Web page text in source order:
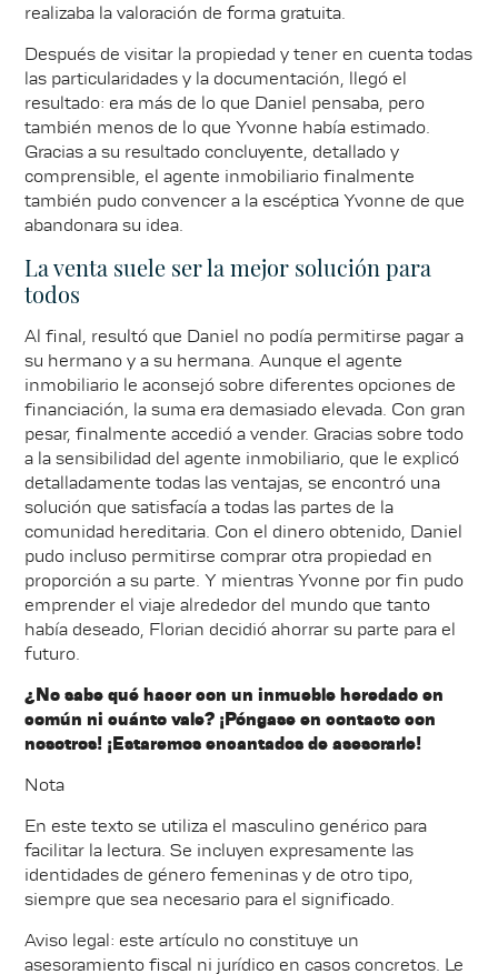
realizaba la valoración de forma gratuita.
Después de visitar la propiedad y tener en cuenta todas
las particularidades y la documentación, llegó el
resultado: era más de lo que Daniel pensaba, pero
también menos de lo que Yvonne había estimado.
Gracias a su resultado concluyente, detallado y
comprensible, el agente inmobiliario finalmente
también pudo convencer a la escéptica Yvonne de que
abandonara su idea.
La venta suele ser la mejor solución para
todos
Al final, resultó que Daniel no podía permitirse pagar a
su hermano y a su hermana. Aunque el agente
inmobiliario le aconsejó sobre diferentes opciones de
financiación, la suma era demasiado elevada. Con gran
pesar, finalmente accedió a vender. Gracias sobre todo
a la sensibilidad del agente inmobiliario, que le explicó
detalladamente todas las ventajas, se encontró una
solución que satisfacía a todas las partes de la
comunidad hereditaria. Con el dinero obtenido, Daniel
pudo incluso permitirse comprar otra propiedad en
proporción a su parte. Y mientras Yvonne por fin pudo
emprender el viaje alrededor del mundo que tanto
había deseado, Florian decidió ahorrar su parte para el
futuro.
¿No sabe qué hacer con un inmueble heredado en
común ni cuánto vale? ¡Póngase en contacto con
nosotros! ¡Estaremos encantados de asesorarle!
Nota
En este texto se utiliza el masculino genérico para
facilitar la lectura. Se incluyen expresamente las
identidades de género femeninas y de otro tipo,
siempre que sea necesario para el significado.
Aviso legal: este artículo no constituye un
asesoramiento fiscal ni jurídico en casos concretos. Le